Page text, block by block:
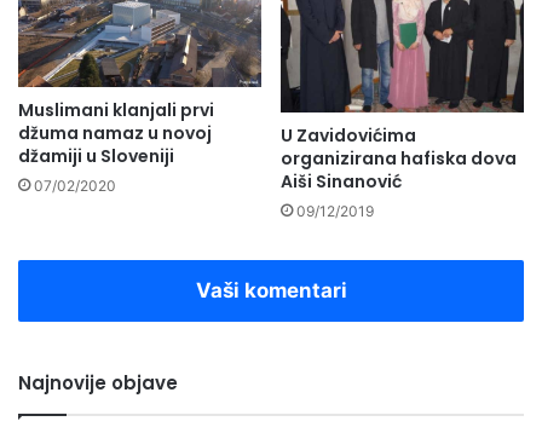
Muslimani klanjali prvi
džuma namaz u novoj
džamiji u Sloveniji
07/02/2020
U Zavidovićima
organizirana hafiska dova
Aiši Sinanović
09/12/2019
Vaši komentari
Najnovije objave